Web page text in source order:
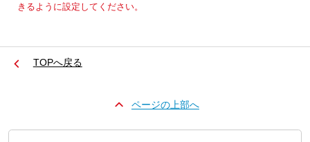
きるように設定してください。
TOPへ戻る
ページの上部へ